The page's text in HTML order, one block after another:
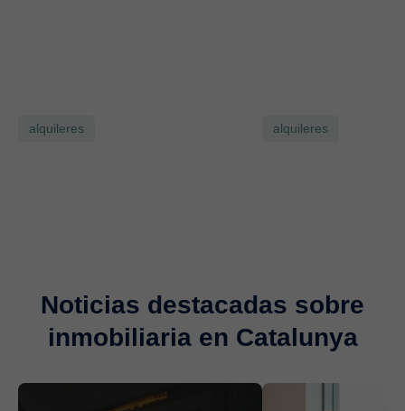
alquileres alquileres
Noticias destacadas sobre
inmobiliaria en Catalunya